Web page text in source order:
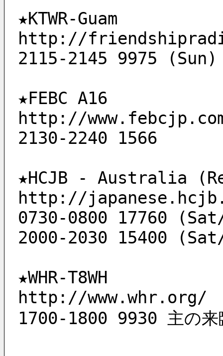
★KTWR-Guam
http://
2115-2145 9975 (Sun)
★FEBC A16
http://
2130-2240 1566
★HCJB - Australia
http://
0730-0800 17760
2000-2030 15400
★WHR-T8WH
http://www.whr.org/
1700-1800 9930 主の